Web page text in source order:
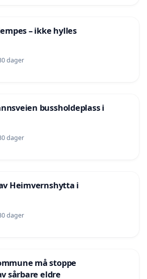
– ikke hylles
dager
bussholdeplass i
dager
Heimvernshytta i
dager
må stoppe
sårbare eldre